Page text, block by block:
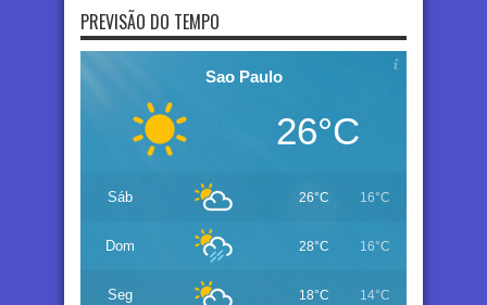
PREVISÃO DO TEMPO
Sao Paulo
26°C
Sáb 26°C 16°C
Dom 28°C 16°C
Seg 18°C 14°C